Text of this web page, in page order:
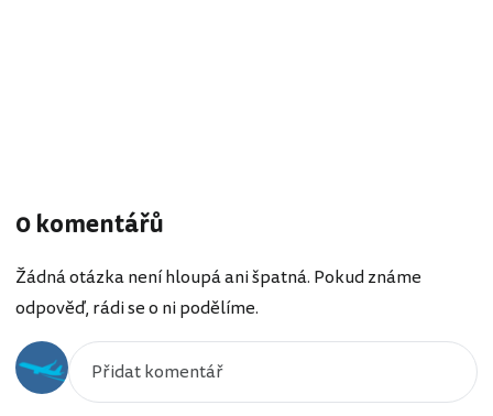
0 komentářů
Žádná otázka není hloupá ani špatná. Pokud známe
odpověď, rádi se o ni podělíme.